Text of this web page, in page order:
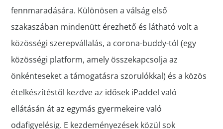
fennmaradására. Különösen a válság első
szakaszában mindenütt érezhető és látható volt a
közösségi szerepvállalás, a corona-buddy-tól (egy
közösségi platform, amely összekapcsolja az
önkénteseket a támogatásra szorulókkal) és a közös
ételkészítéstől kezdve az idősek iPaddel való
ellátásán át az egymás gyermekeire való
odafigyelésig. E kezdeményezések közül sok